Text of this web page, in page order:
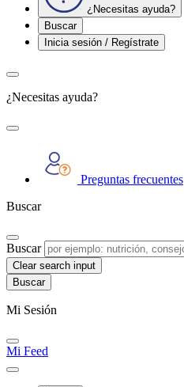
¿Necesitas ayuda?
Buscar
Inicia sesión / Regístrate
¿Necesitas ayuda?
Preguntas frecuentes
Buscar
Buscar
Clear search input
Mi Sesión
Mi Feed